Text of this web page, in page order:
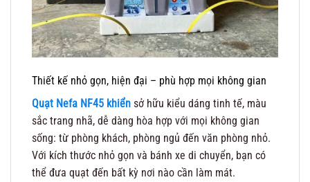
Thiết kế nhỏ gọn, hiện đại – phù hợp mọi không gian
Quạt Nefa NF45 khiển sở hữu kiểu dáng tinh tế, màu
sắc trang nhã, dễ dàng hòa hợp với mọi không gian
sống: từ phòng khách, phòng ngủ đến văn phòng nhỏ.
Với kích thước nhỏ gọn và bánh xe di chuyển, bạn có
thể đưa quạt đến bất kỳ nơi nào cần làm mát.